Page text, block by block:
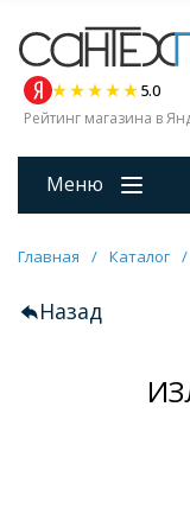
5.0
Рейтинг магазина в
Меню
Главная / Каталог /
Назад